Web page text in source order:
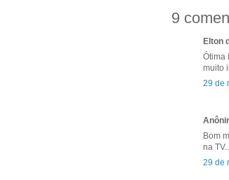
9
Elton
Ótima
muito
29 de
Bom
na
29 de